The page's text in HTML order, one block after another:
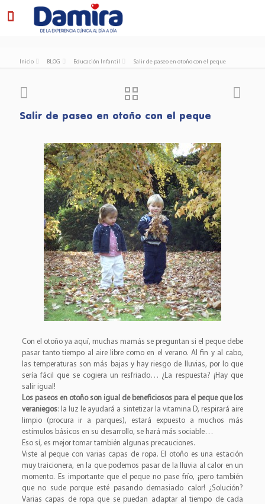
Inicio BLOG Educación Infantil Salir de paseo en otoño con el peque
Salir de paseo en otoño con el peque
Con el otoño ya aquí, muchas mamás se preguntan si el peque debe
pasar tanto tiempo al aire libre como en el verano. Al fin y al cabo,
las temperaturas son más bajas y hay riesgo de lluvias, por lo que
sería fácil que se cogiera un resfriado… ¿La respuesta? ¡Hay que
salir igual!
Los paseos en otoño son igual de beneficiosos para el peque que los
veraniegos: la luz le ayudará a sintetizar la vitamina D, respirará aire
limpio (procura ir a parques), estará expuesto a muchos más
estímulos básicos en su desarrollo, se hará más sociable…
Eso sí, es mejor tomar también algunas precauciones.
Viste al peque con varias capas de ropa. El otoño es una estación
muy traicionera, en la que podemos pasar de la lluvia al calor en un
momento. Es importante que el peque no pase frío, ¡pero también
que no sude porque esté pasando demasiado calor! ¿Solución?
Varias capas de ropa que se puedan adaptar al tiempo de cada